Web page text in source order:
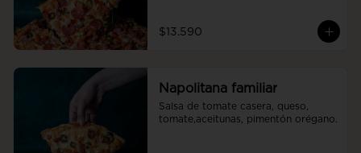
$13.590
Napolitana familiar
Salsa de tomate casera, queso,
tomate,aceitunas, pimentón orégano.